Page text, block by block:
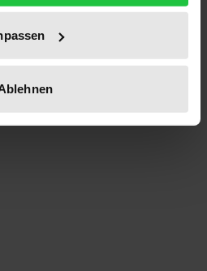
Staaten